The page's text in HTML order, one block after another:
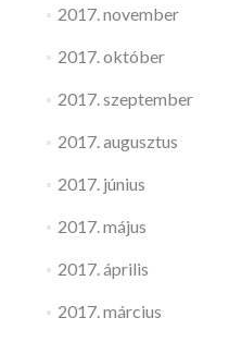
2017. november
2017. október
2017. szeptember
2017. augusztus
2017. június
2017. május
2017. április
2017. március